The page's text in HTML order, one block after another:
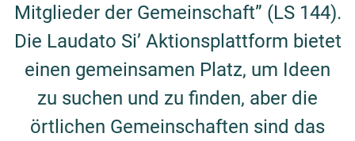
Mitglieder der Gemeinschaft” (LS 144).
Die Laudato Si’ Aktionsplattform bietet
einen gemeinsamen Platz, um Ideen
zu suchen und zu finden, aber die
örtlichen Gemeinschaften sind das